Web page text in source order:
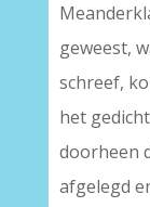
geweest,
schreef,
het
doorheen
afgelegd